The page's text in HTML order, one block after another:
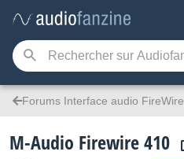
Forums Interface audio FireWire
M-Audio Firewire 410